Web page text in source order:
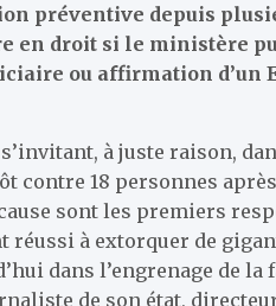
préventive depuis
en droit si le ministère
ou affirmation d’un
à juste raison,
contre 18 personnes
sont les premiers
réussi à extorquer de
dans l’engrenage de
de son état,